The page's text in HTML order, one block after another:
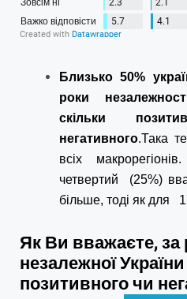
Близько50%
роки
скільки
негативного.Така
всіх
четвертий (25%)
більше, тоді як для